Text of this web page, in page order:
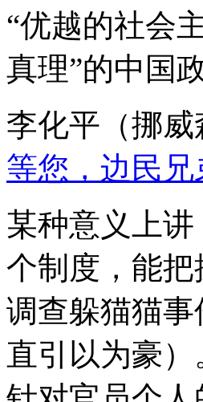
“优越的社会
真理”的中国
李化平（挪威
等您，边民兄
某种意义上
个制度，能
调查躲猫猫
直引以为豪